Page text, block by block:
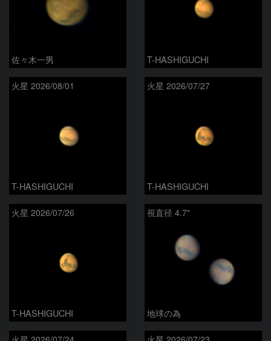
佐々木一男 T-HASHIGUCHI
火星 2026/08/01
T-HASHIGUCHI
火星 2026/07/27
T-HASHIGUCHI
火星 2026/07/26
T-HASHIGUCHI
視直径 4.7"
地球の為